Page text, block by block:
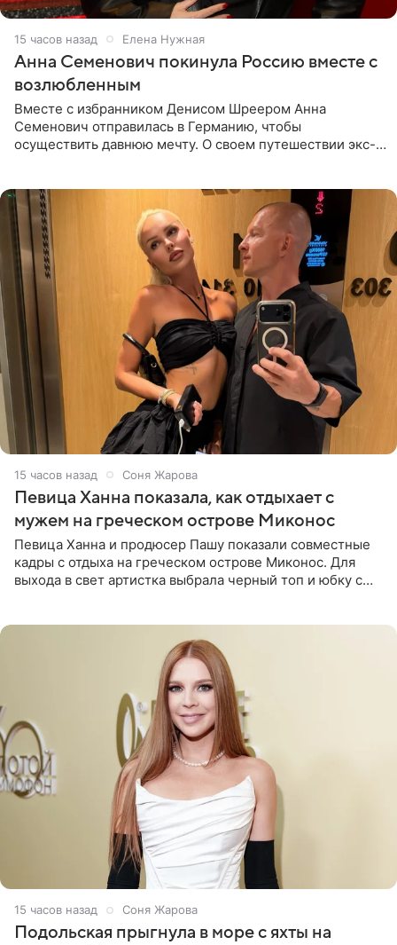
15 часов назад Елена Нужная
Анна Семенович покинула Россию вместе с
возлюбленным
Вместе с избранником Денисом Шреером Анна
Семенович отправилась в Германию, чтобы
осуществить давнюю мечту. О своем путешествии экс-
15 часов назад Соня Жарова
Певица Ханна показала, как отдыхает с
мужем на греческом острове Миконос
Певица Ханна и продюсер Пашу показали совместные
кадры с отдыха на греческом острове Миконос. Для
выхода в свет артистка выбрала черный топ и юбку с
15 часов назад Соня Жарова
Подольская прыгнула в море с яхты на